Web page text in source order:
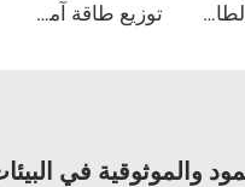
حل لتوزيع الطاقة فعال ويوفر الطاقة توزيع طاقة آمن وموثوق
والموثوقية في